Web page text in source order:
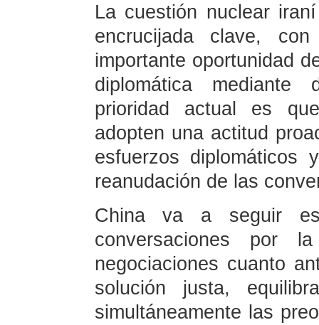
La cuestión nuclear
encrucijada clave,
importante oportunidad
diplomática mediante
prioridad actual es
adopten una actitud
esfuerzos diplomáticos
reanudación de las
China va a seguir
conversaciones por
negociaciones cuanto
solución justa,
simultáneamente las